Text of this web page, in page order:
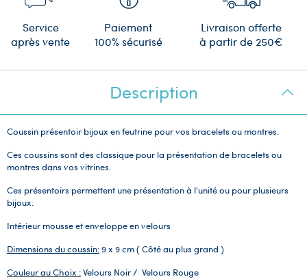
Service
après vente
Paiement
100% sécurisé
Livraison offerte
à partir de 250€
Description
Coussin présentoir bijoux en feutrine pour vos bracelets ou montres.
Ces coussins sont des classique pour la présentation de bracelets ou
montres dans vos vitrines.
Ces présentoirs permettent une présentation à l'unité ou pour plusieurs
bijoux.
Intérieur mousse et enveloppe en velours
Dimensions du coussin:9 x 9 cm ( Côté au plus grand )
Couleur au Choix :Velours Noir / Velours Rouge